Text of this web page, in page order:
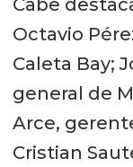
Octavio
Caleta Bay;
general de
Arce,
Cristian